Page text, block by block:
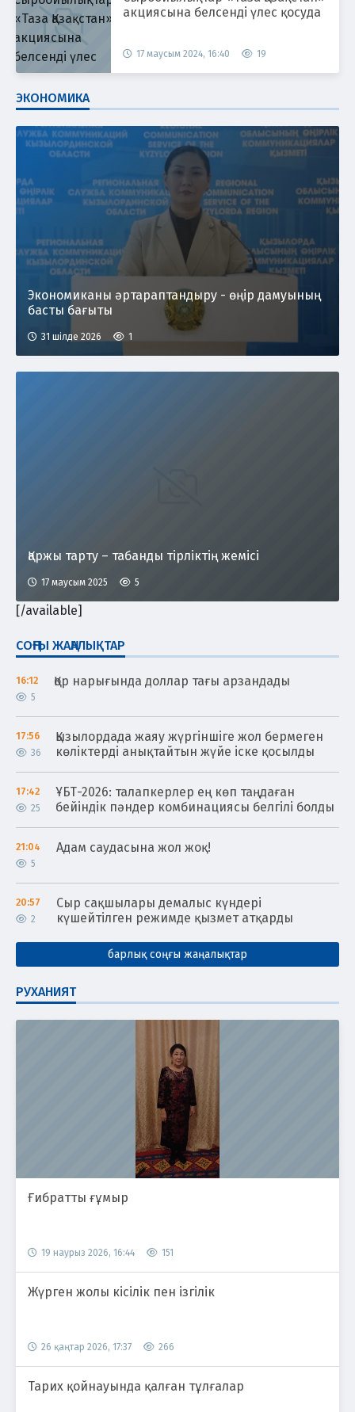
СОҢҒЫ ЖАҢАЛЫҚТАР
16:12
5
Қор нарығында доллар тағы арзандады
17:56
36
Қызылордада жаяу жүргіншіге жол бермеген
көліктерді анықтайтын жүйе іске қосылды
17:42
25
ҰБТ-2026: талапкерлер ең көп таңдаған
бейіндік пәндер комбинациясы белгілі болды
21:04
5
Адам саудасына жол жоқ!
20:57
2
Сыр сақшылары демалыс күндері
күшейтілген режимде қызмет атқарды
барлық соңғы жаңалықтар
РУХАНИЯТ
Ғибратты ғұмыр
19 наурыз 2026, 16:44 151
Жүрген жолы кісілік пен ізгілік
26 қаңтар 2026, 17:37 266
Тарих қойнауында қалған тұлғалар
акциясына белсенді үлес қосуда
17 маусым 2024, 16:40 19
ЭКОНОМИКА
Экономиканы әртараптандыру - өңір дамуының
басты бағыты
31 шілде 2026 1
Қаржы тарту – табанды тірліктің жемісі
17 маусым 2025 5
[/available]